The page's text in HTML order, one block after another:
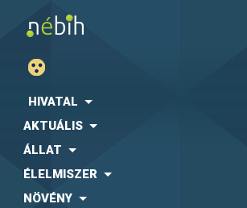
HIVATAL
AKTUÁLIS
ÁLLAT
ÉLELMISZER
NÖVÉNY